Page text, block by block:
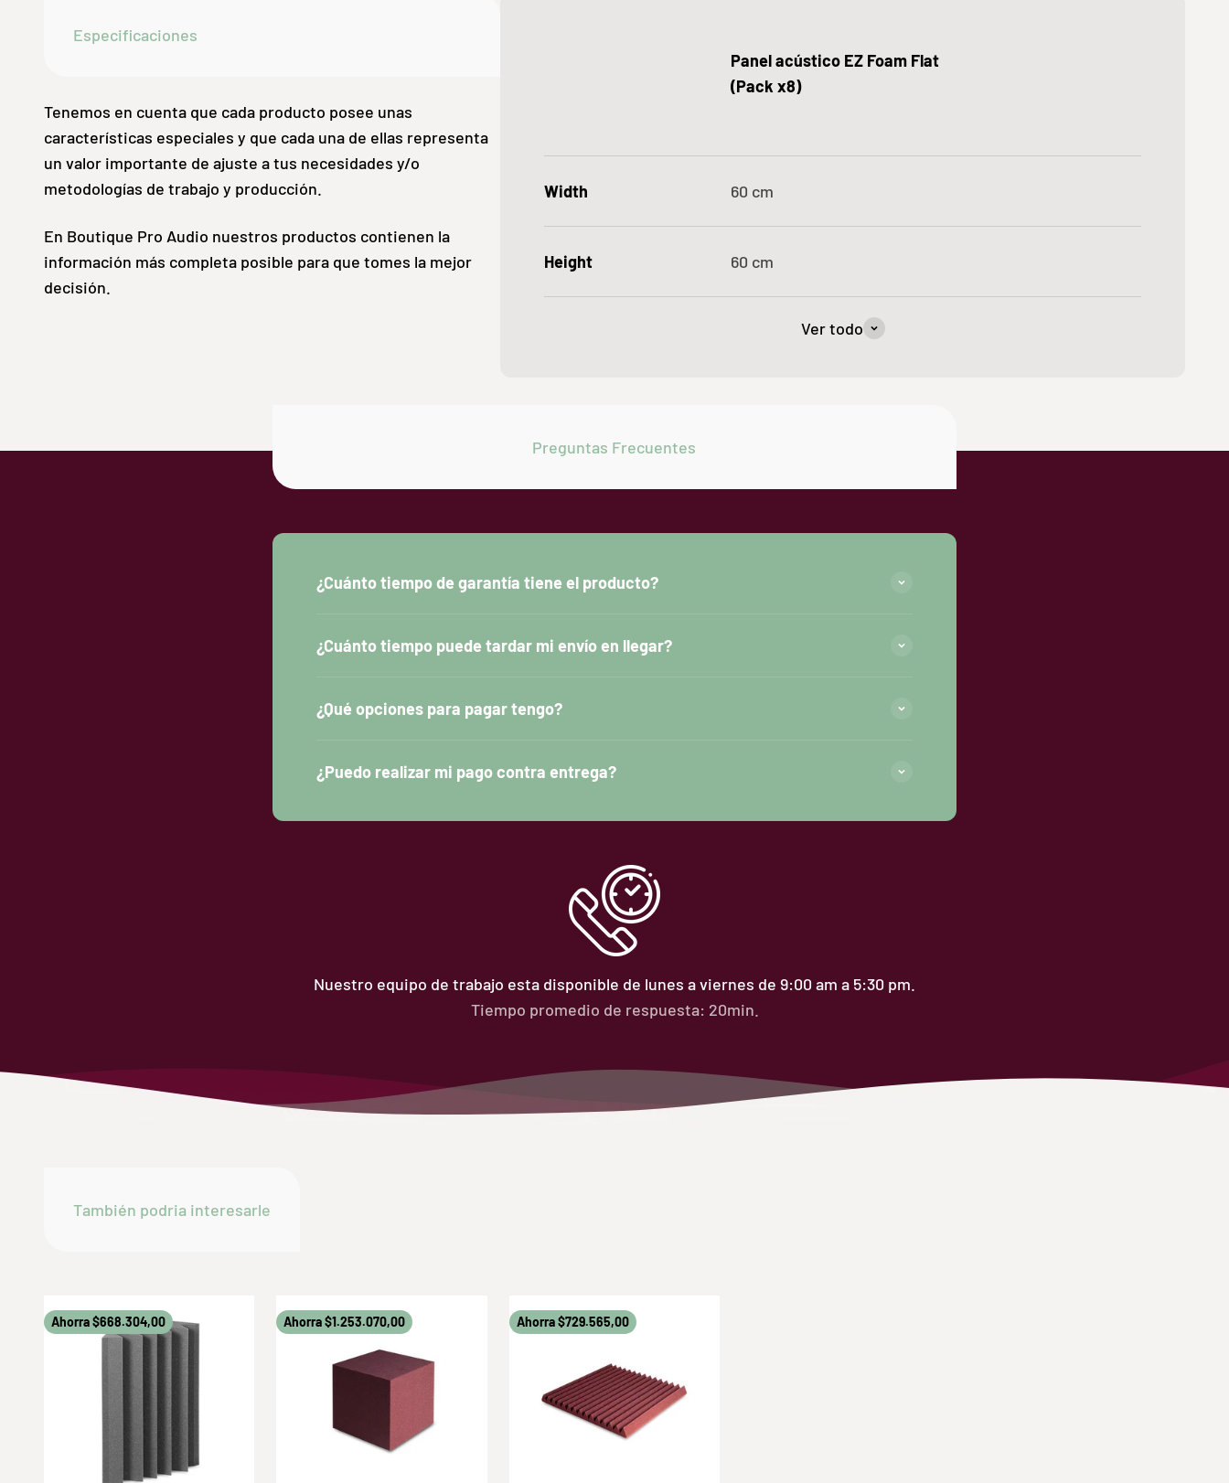
Especificaciones
Tenemos en cuenta que cada producto posee unas
características especiales y que cada una de ellas representa
un valor importante de ajuste a tus necesidades y/o
metodologías de trabajo y producción.
En Boutique Pro Audio nuestros productos contienen la
información más completa posible para que tomes la mejor
decisión.
Panel acústico EZ Foam Flat
(Pack x8)
Width 60 cm
Height 60 cm
Ver todo
Preguntas Frecuentes
¿Cuánto tiempo de garantía tiene el producto?
¿Cuánto tiempo puede tardar mi envío en llegar?
¿Qué opciones para pagar tengo?
¿Puedo realizar mi pago contra entrega?
Nuestro equipo de trabajo esta disponible de lunes a viernes de 9:00 am a 5:30 pm.
Tiempo promedio de respuesta: 20min.
Ahorra $668.304,00 Ahorra $1.253.070,00 Ahorra $729.565,00